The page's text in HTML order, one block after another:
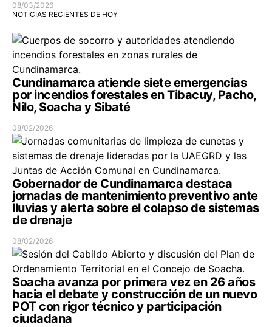
08/03/2026
NOTICIAS RECIENTES DE HOY
Cundinamarca atiende siete emergencias
por incendios forestales en Tibacuy, Pacho,
Nilo, Soacha y Sibaté
08/02/2026
Gobernador de Cundinamarca destaca
jornadas de mantenimiento preventivo ante
lluvias y alerta sobre el colapso de sistemas
de drenaje
08/02/2026
Soacha avanza por primera vez en 26 años
hacia el debate y construcción de un nuevo
POT con rigor técnico y participación
ciudadana